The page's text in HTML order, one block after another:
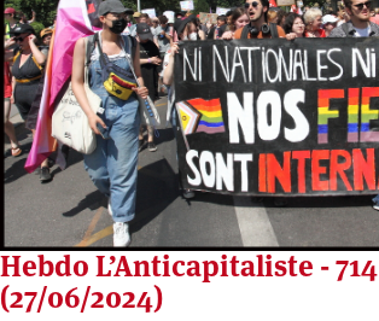
Hebdo L’Anticapitaliste - 714
(27/06/2024)